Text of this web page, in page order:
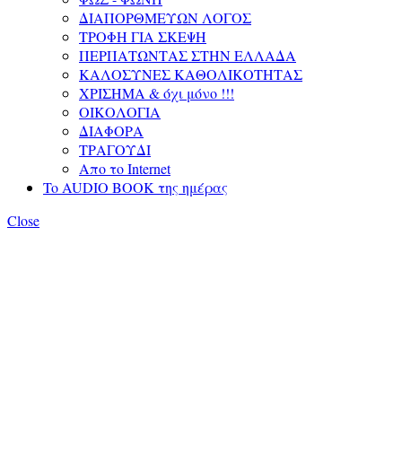
ΔΙΑΠΟΡΘΜΕΥΩΝ ΛΟΓΟΣ
ΤΡΟΦΗ ΓΙΑ ΣΚΕΨΗ
ΠΕΡΠΑΤΩΝΤΑΣ ΣΤΗΝ ΕΛΛΑΔΑ
ΚΑΛΟΣΥΝΕΣ ΚΑΘΟΛΙΚΟΤΗΤΑΣ
ΧΡΙΣΗΜΑ & όχι μόνο !!!
ΟΙΚΟΛΟΓΙΑ
ΔΙΑΦΟΡΑ
ΤΡΑΓΟΥΔΙ
Απο το Internet
To AUDIO BOOK της ημέρας
Close